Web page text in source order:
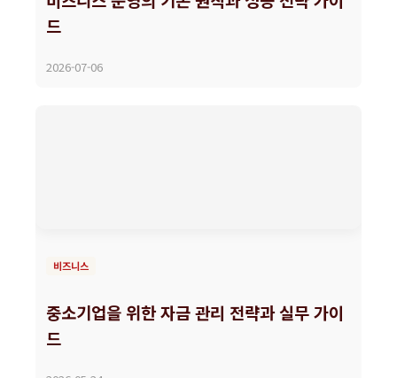
드
2026-07-06
비즈니스
중소기업을 위한 자금 관리 전략과 실무 가이
드